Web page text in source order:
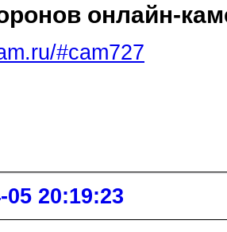
онлайн-
#cam727
05 20:19:23